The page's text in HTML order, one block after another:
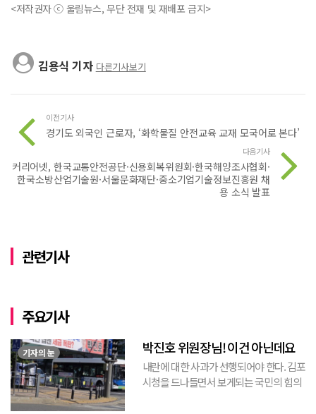
<저작권자 ⓒ 울림뉴스, 무단 전재 및 재배포 금지>
김용식 기자 다른기사보기
이전기사
경기도 외국인 근로자, ‘화학물질 안전교육 교재 모국어로 본다’
다음기사
커리어넷, 한국교통안전공단·신용회복위원회·한국해양조사협회·
한국소방산업기술원·서울문화재단·중소기업기술정보진흥원 채
용 소식 발표
관련기사
주요기사
기자의 눈 박진호 위원장님! 이건 아닌데요
내란에 대한 사과가 선행되어야 한다. 김포
시청을 드나들면서 보게되는 국민의 힘의